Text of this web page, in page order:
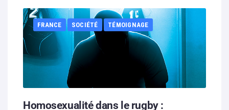
FRANCE SOCIÉTÉ TÉMOIGNAGE
Homosexualité dans le rugby :